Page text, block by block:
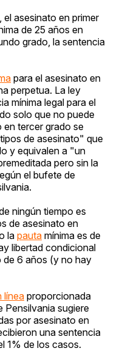
el asesinato en primer
de 25 años en
grado, la sentencia
para el asesinato en
perpetua. La ley
mínima legal para el
solo que no puede
en tercer grado se
de asesinato" que
y equivalen a "un
pero sin la
el bufete de
ningún tiempo es
de asesinato en
lapauta mínima es de
libertad condicional
de 6 años (y no hay
líneaproporcionada
Pensilvania sugiere
por asesinato en
una sentencia
1% de los casos.